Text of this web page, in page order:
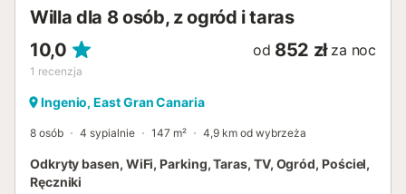
Willa dla 8 osób, z ogród i taras
10,0
1 recenzja
od 852 zł za noc
Ingenio, East Gran Canaria
8 osób 4 sypialnie 147 m² 4,9 km od wybrzeża
Odkryty basen, WiFi, Parking, Taras, TV, Ogród, Pościel,
Ręczniki